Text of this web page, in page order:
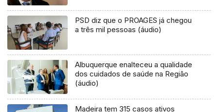
PSD diz que o PROAGES já chegou
a três mil pessoas (áudio)
Albuquerque enalteceu a qualidade
dos cuidados de saúde na Região
(áudio)
Madeira tem 315 casos ativos